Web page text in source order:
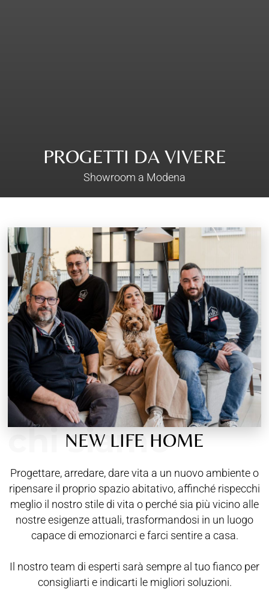
PROGETTI DA VIVERE
Showroom a Modena
chi siamo
NEW LIFE HOME
Progettare, arredare, dare vita a un nuovo ambiente o
ripensare il proprio spazio abitativo, affinché rispecchi
meglio il nostro stile di vita o perché sia più vicino alle
nostre esigenze attuali, trasformandosi in un luogo
capace di emozionarci e farci sentire a casa.
Il nostro team di esperti sarà sempre al tuo fianco per
consigliarti e indicarti le migliori soluzioni.